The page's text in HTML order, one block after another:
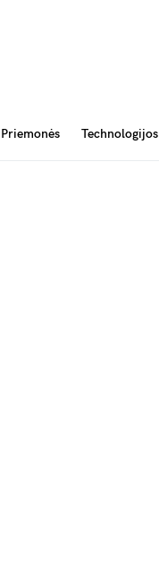
Priemonės Technologijos